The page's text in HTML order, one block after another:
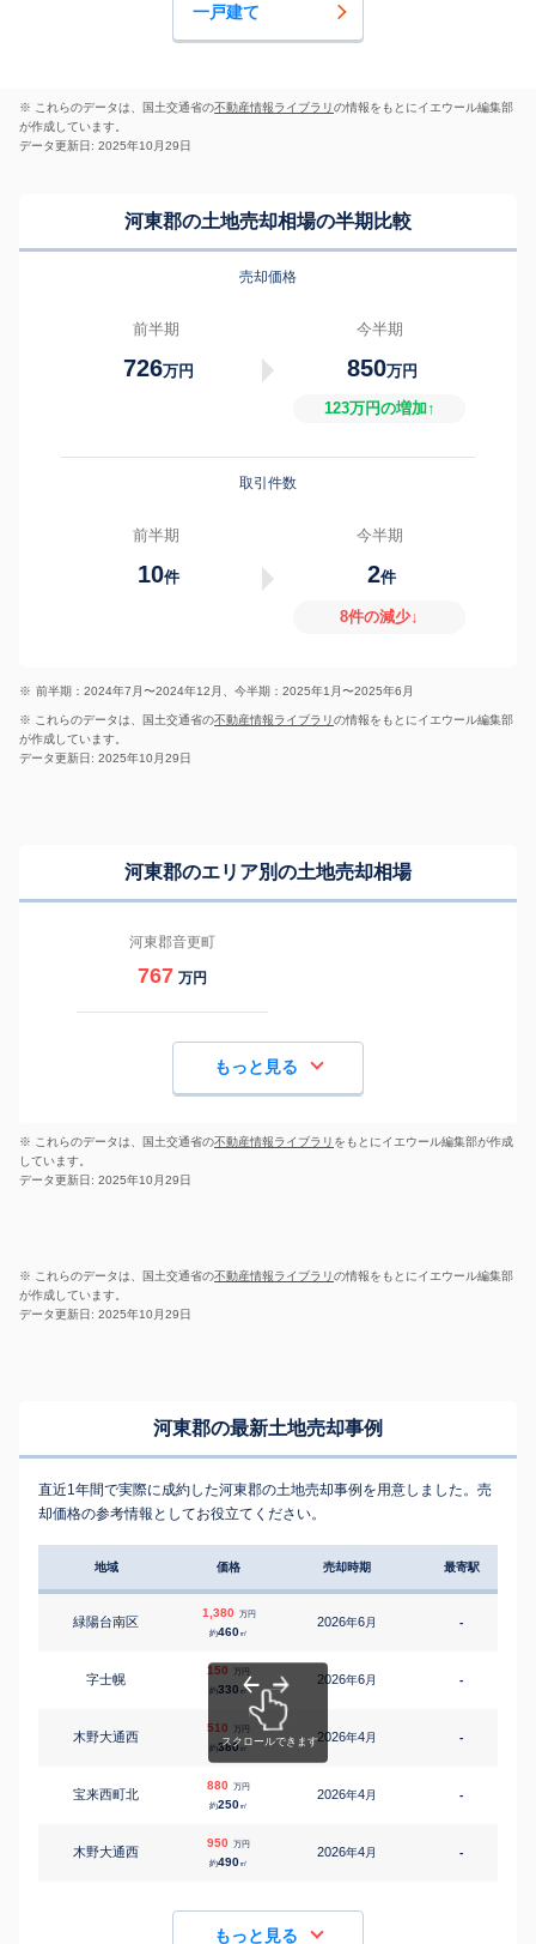
一戸建て
※ これらのデータは、国土交通省の不動産情報ライブラリの情報をもとにイエウール編集部
が作成しています。
データ更新日: 2025年10月29日
河東郡の土地売却相場の半期比較
売却価格
前半期
726万円
今半期
850万円
123万円の増加↑
取引件数
前半期
10件
今半期
2件
8件の減少↓
※ 前半期：2024年7月〜2024年12月、今半期：2025年1月〜2025年6月
※ これらのデータは、国土交通省の不動産情報ライブラリの情報をもとにイエウール編集部
が作成しています。
データ更新日: 2025年10月29日
河東郡のエリア別の土地売却相場
河東郡音更町
767 万円
もっと見る
※ これらのデータは、国土交通省の不動産情報ライブラリ をもとにイエウール編集部が作成
しています。
データ更新日: 2025年10月29日
※ これらのデータは、国土交通省の不動産情報ライブラリの情報をもとにイエウール編集部
が作成しています。
データ更新日: 2025年10月29日
河東郡の最新土地売却事例
直近1年間で実際に成約した河東郡の土地売却事例を用意しました。売
却価格の参考情報としてお役立てください。
地域 価格 売却時期 最寄駅
緑陽台南区
1,380 万円
約460㎡
2026年6月 -
字士幌
150 万円
約330 ㎡
2026年6月 -
木野大通西
510 万円
約380㎡
2026年4月 -
宝来西町北
880 万円
約250㎡
2026年4月 -
木野大通西
950 万円
約490㎡
2026年4月 -
もっと見る